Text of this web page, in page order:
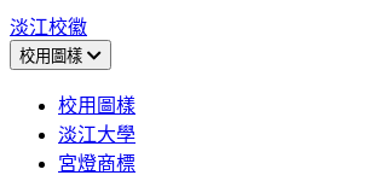
淡江校徽
校用圖樣
校用圖樣
淡江大學
宮燈商標